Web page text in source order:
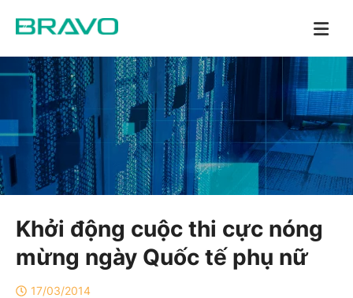
Khởi động cuộc thi cực nóng
mừng ngày Quốc tế phụ nữ
17/03/2014